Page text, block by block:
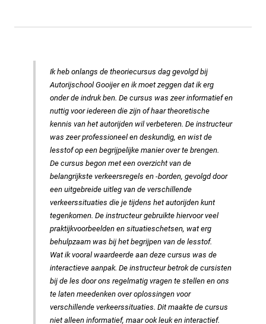
Ik heb onlangs de theoriecursus dag gevolgd bij
Autorijschool Gooijer en ik moet zeggen dat ik erg
onder de indruk ben. De cursus was zeer informatief en
nuttig voor iedereen die zijn of haar theoretische
kennis van het autorijden wil verbeteren. De instructeur
was zeer professioneel en deskundig, en wist de
lesstof op een begrijpelijke manier over te brengen.
De cursus begon met een overzicht van de
belangrijkste verkeersregels en -borden, gevolgd door
een uitgebreide uitleg van de verschillende
verkeerssituaties die je tijdens het autorijden kunt
tegenkomen. De instructeur gebruikte hiervoor veel
praktijkvoorbeelden en situatieschetsen, wat erg
behulpzaam was bij het begrijpen van de lesstof.
Wat ik vooral waardeerde aan deze cursus was de
interactieve aanpak. De instructeur betrok de cursisten
bij de les door ons regelmatig vragen te stellen en ons
te laten meedenken over oplossingen voor
verschillende verkeerssituaties. Dit maakte de cursus
niet alleen informatief, maar ook leuk en interactief.